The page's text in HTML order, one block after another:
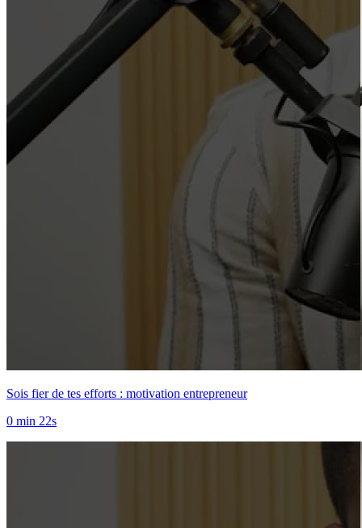
Sois fier de tes efforts : motivation entrepreneur
0 min 22s